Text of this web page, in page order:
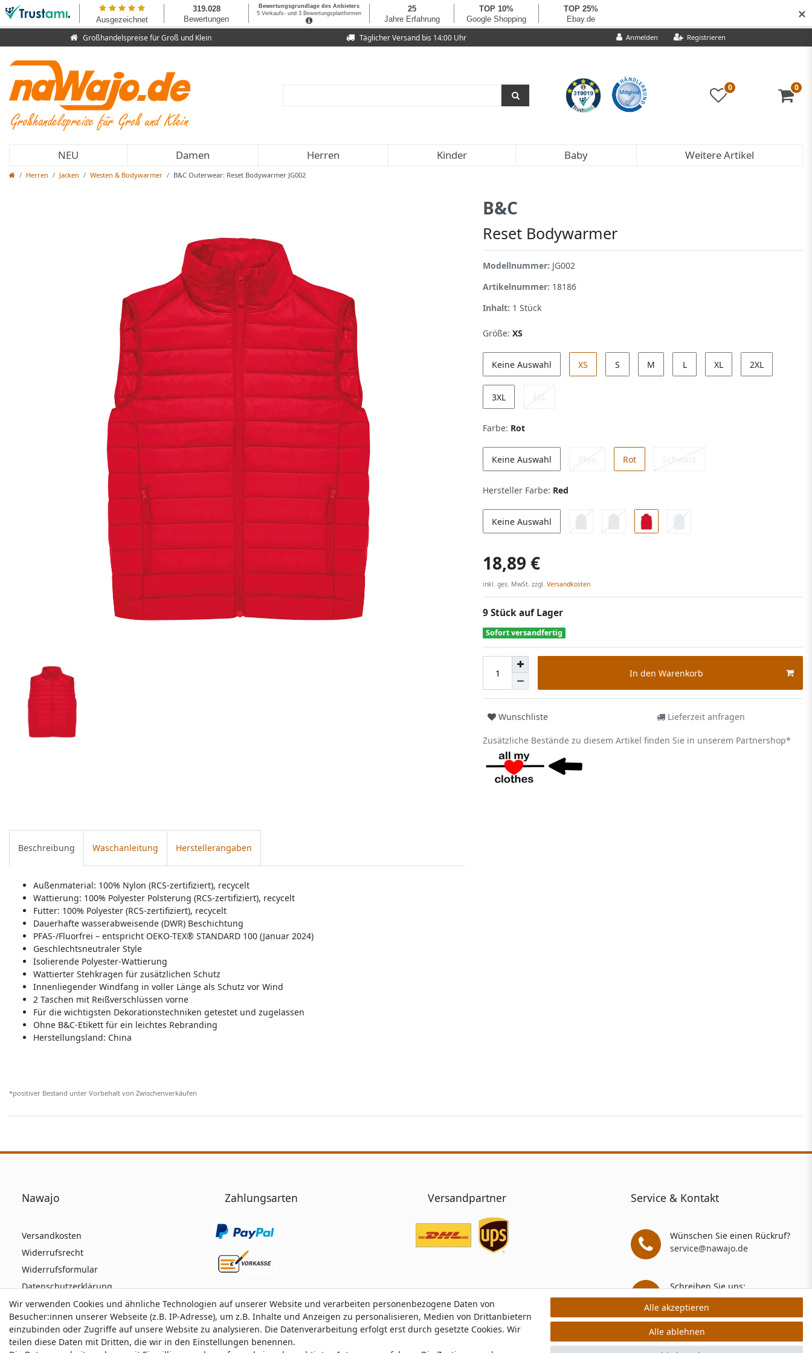
Anmelden Registrieren
Täglicher Versand bis 14:00 Uhr
Großhandelspreise für Groß und Klein
0 0
NEU Damen Herren Kinder Baby Weitere Artikel
Herren Jacken Westen & Bodywarmer B&C Outerwear: Reset Bodywarmer JG002
B&C
Reset Bodywarmer
Modellnummer: JG002
Artikelnummer: 18186
Inhalt: 1 Stück
Größe: XS
Keine Auswahl XS S M L XL 2XL
3XL 4XL
Farbe: Rot
Keine Auswahl Blau Rot Schwarz
Hersteller Farbe: Red
Keine Auswahl
18,89 €
inkl. ges. MwSt. zzgl. Versandkosten
9 Stück auf Lager
Sofort versandfertig
In den Warenkorb
Wunschliste Lieferzeit anfragen
Zusätzliche Bestände zu diesem Artikel finden Sie in unserem Partnershop*
Beschreibung Waschanleitung Herstellerangaben
Außenmaterial: 100% Nylon (RCS-zertifiziert), recycelt
Wattierung: 100% Polyester Polsterung (RCS-zertifiziert), recycelt
Futter: 100% Polyester (RCS-zertifiziert), recycelt
Dauerhafte wasserabweisende (DWR) Beschichtung
PFAS-/Fluorfrei – entspricht OEKO-TEX® STANDARD 100 (Januar 2024)
Geschlechtsneutraler Style
Isolierende Polyester-Wattierung
Wattierter Stehkragen für zusätzlichen Schutz
Innenliegender Windfang in voller Länge als Schutz vor Wind
2 Taschen mit Reißverschlüssen vorne
Für die wichtigsten Dekorationstechniken getestet und zugelassen
Ohne B&C-Etikett für ein leichtes Rebranding
Herstellungsland: China
*positiver Bestand unter Vorbehalt von Zwischenverkäufen
Nawajo
Versandkosten
Widerrufsrecht
Widerrufsformular
Datenschutzerklärung
AGB
Impressum
Zahlungsarten Versandpartner Service & Kontakt
Wünschen Sie einen Rückruf?
service@nawajo.de
Schreiben Sie uns:
service@nawajo.de
Wir verwenden Cookies und ähnliche Technologien auf unserer Website und verarbeiten personenbezogene Daten von
Besucher:innen unserer Webseite (z.B. IP-Adresse), um z.B. Inhalte und Anzeigen zu personalisieren, Medien von Drittanbietern
einzubinden oder Zugriffe auf unsere Website zu analysieren. Die Datenverarbeitung erfolgt erst durch gesetzte Cookies. Wir
teilen diese Daten mit Dritten, die wir in den Einstellungen benennen.
Alle akzeptieren
Alle ablehnen
Wir verwenden Cookies und ähnliche Technologien auf unserer Website und verarbeiten personenbezogene Daten von
Besucher:innen unserer Webseite (z.B. IP-Adresse), um z.B. Inhalte und Anzeigen zu personalisieren, Medien von Drittanbietern
einzubinden oder Zugriffe auf unsere Website zu analysieren. Die Datenverarbeitung erfolgt erst durch gesetzte Cookies. Wir
teilen diese Daten mit Dritten, die wir in den Einstellungen benennen.
Alle akzeptieren
Alle ablehnen
✕